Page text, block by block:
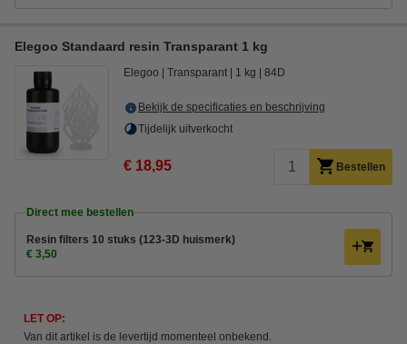
Elegoo Standaard resin Transparant 1 kg
Elegoo Transparant 1 kg 84D
Bekijk de specificaties en beschrijving
Tijdelijk uitverkocht
€ 18,95 Bestellen
Direct mee bestellen
Resin filters 10 stuks (123-3D huismerk)
€ 3,50
LET OP:
Van dit artikel is de levertijd momenteel onbekend.